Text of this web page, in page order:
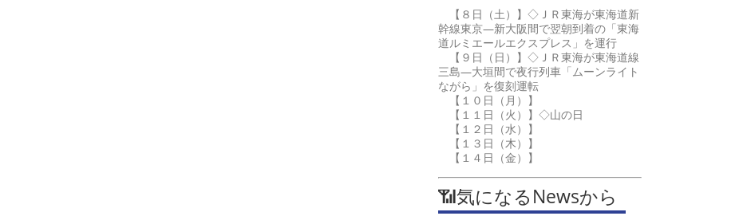
【８日（土）】◇ＪＲ東海が東海道新
幹線東京―新大阪間で翌朝到着の「東海
道ルミエールエクスプレス」を運行
【９日（日）】◇ＪＲ東海が東海道線
三島―大垣間で夜行列車「ムーンライト
ながら」を復刻運転
【１０日（月）】
【１１日（火）】◇山の日
【１２日（水）】
【１３日（木）】
【１４日（金）】
📶気になるNewsから